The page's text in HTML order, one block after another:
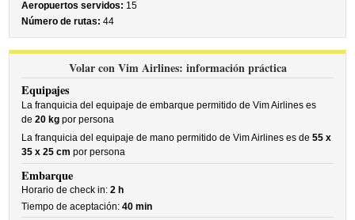
Aeropuertos servidos: 15
Número de rutas: 44
Volar con Vim Airlines: información práctica
Equipajes
La franquicia del equipaje de embarque permitido de Vim Airlines es
de20 kg por persona
La franquicia del equipaje de mano permitido de Vim Airlines es de55 x
35 x 25 cm por persona
Embarque
Horario de check in:2 h
Tiempo de aceptación:40 min